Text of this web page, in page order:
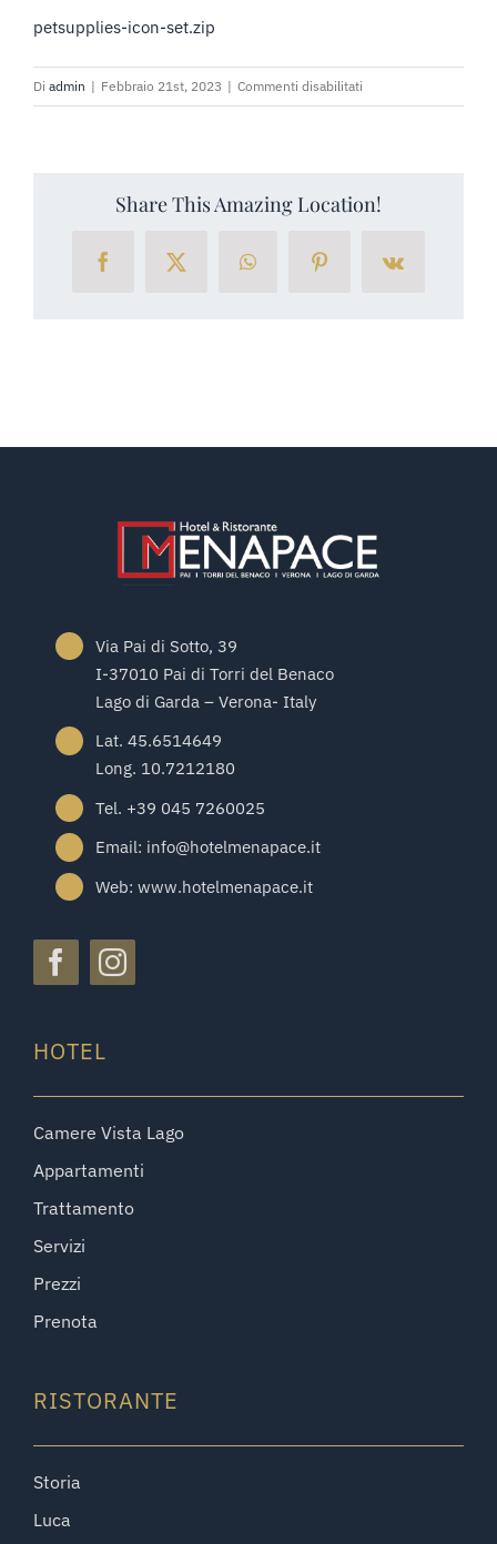
RICHIEDI PREVENTIVO
petsupplies-icon-set.zip
Di admin | Febbraio 21st, 2023 | Commenti disabilitati
petsupplies-
Share This Amazing Location!
FacebookX WhatsAppPinterestVk
Via Pai di Sotto, 39
I-37010 Pai di Torri del Benaco
Lago di Garda – Verona- Italy
Lat. 45.6514649
Long. 10.7212180
Tel. +39 045 7260025
Email: info@hotelmenapace.it
Web: www.hotelmenapace.it
HOTEL
Camere Vista Lago
Appartamenti
Trattamento
Servizi
Prezzi
Prenota
RISTORANTE
Storia
Luca